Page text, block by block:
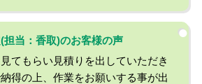
担当：香取)のお客様の声
てもらい見積りを出していただき
得の上、作業をお願いする事が出